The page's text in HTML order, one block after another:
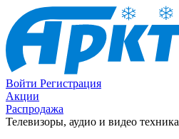
Войти Регистрация
Акции
Распродажа
Телевизоры, аудио и видео техника